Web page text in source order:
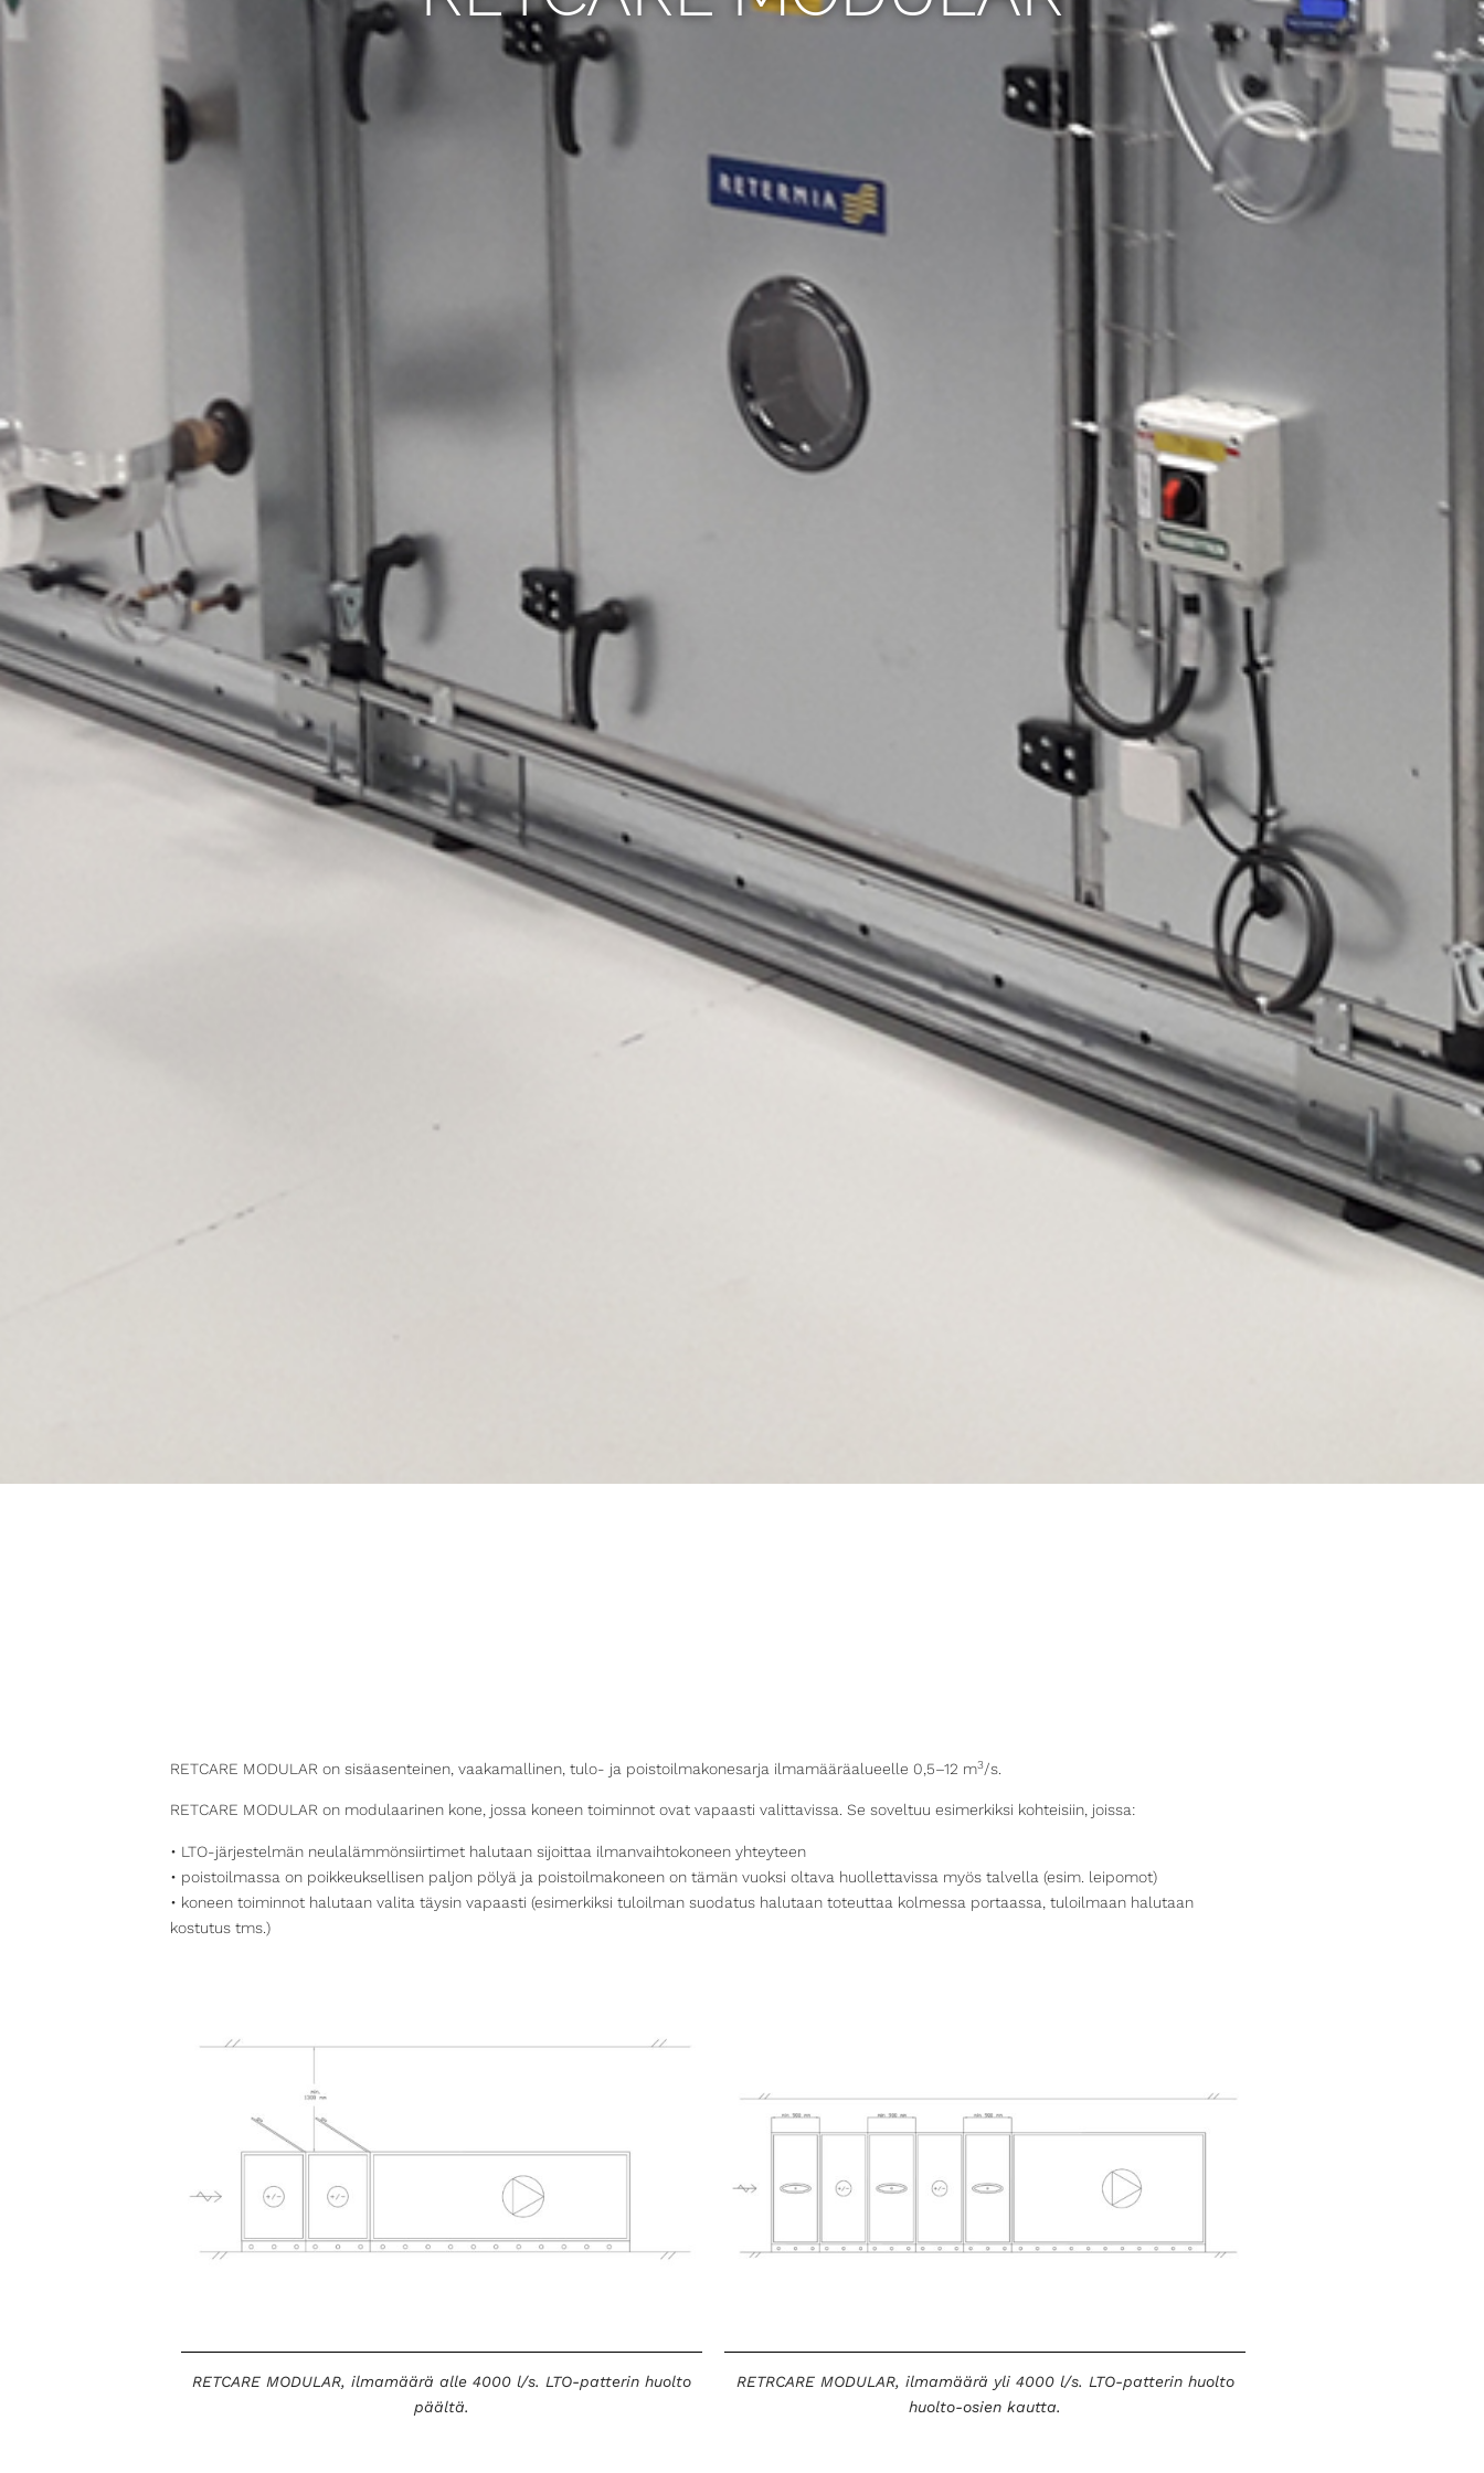
RETCARE MODULAR on sisäasenteinen, vaakamallinen, tulo- ja poistoilmakonesarja ilmamääräalueelle 0,5–12 m3/s.
RETCARE MODULAR on modulaarinen kone, jossa koneen toiminnot ovat vapaasti valittavissa. Se soveltuu esimerkiksi kohteisiin, joissa:
• LTO-järjestelmän neulalämmönsiirtimet halutaan sijoittaa ilmanvaihtokoneen yhteyteen
• poistoilmassa on poikkeuksellisen paljon pölyä ja poistoilmakoneen on tämän vuoksi oltava huollettavissa myös talvella (esim. leipomot)
• koneen toiminnot halutaan valita täysin vapaasti (esimerkiksi tuloilman suodatus halutaan toteuttaa kolmessa portaassa, tuloilmaan halutaan
kostutus tms.)
RETCARE MODULAR, ilmamäärä alle 4000 l/s. LTO-patterin huolto
päältä.
RETRCARE MODULAR, ilmamäärä yli 4000 l/s. LTO-patterin huolto
huolto-osien kautta.